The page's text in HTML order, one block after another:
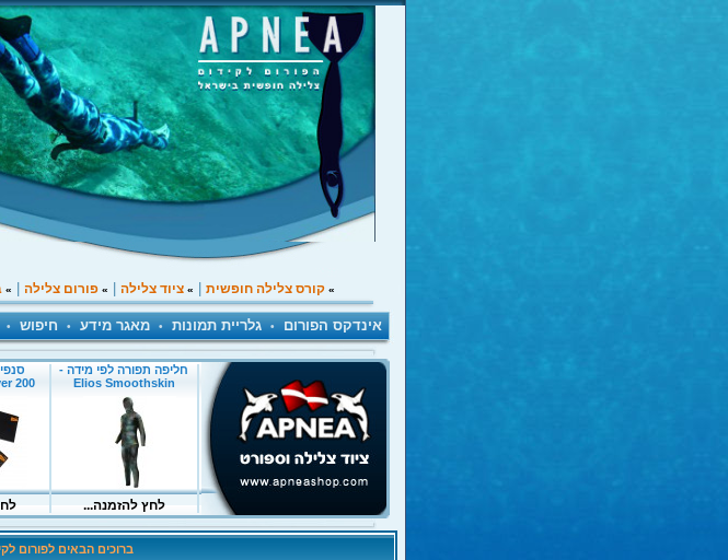
» קורס צלילה חופשית |
» ציוד צלילה |
» פורום צלילה |
»
אינדקס הפורום • גלריית תמונות • מאגר מידע • חיפוש •
ברוכים הבאים לפורום